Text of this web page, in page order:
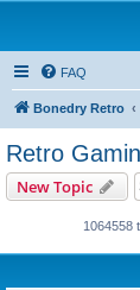
FAQ
Bonedry Retro
Retro
New Topic
1064558